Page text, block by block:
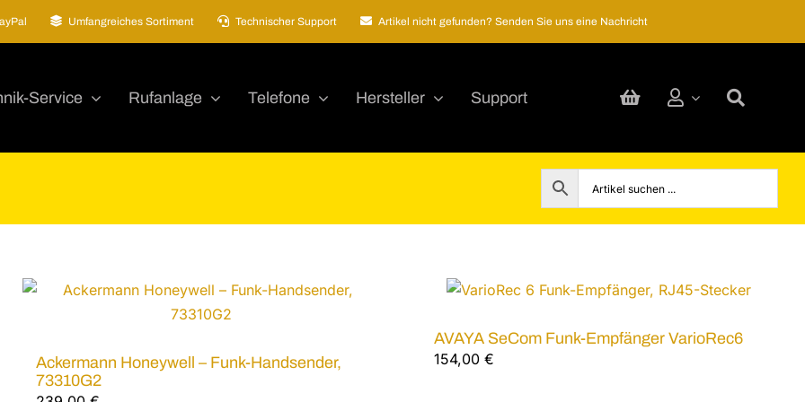
Umfangreiches Sortiment Technischer Support Artikel nicht gefunden? Senden Sie uns eine Nachricht
Service Rufanlage Telefone Hersteller Support
Ackermann Honeywell – Funk-Handsender,
73310G2
AVAYA SeCom Funk-Empfänger VarioRec6
154,00 €